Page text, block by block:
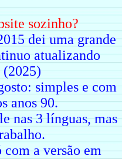
sozinho?
dei uma grande
atualizando
(2025)
simples e com
anos 90.
nas 3 línguas, mas
a versão em